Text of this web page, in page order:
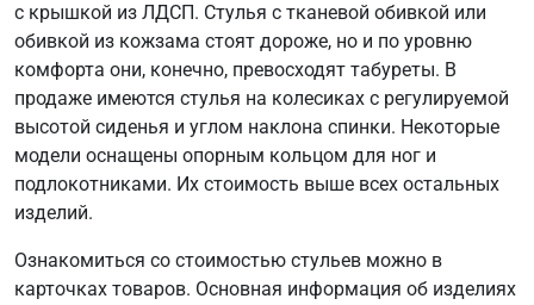
с крышкой из ЛДСП. Стулья с тканевой обивкой или
обивкой из кожзама стоят дороже, но и по уровню
комфорта они, конечно, превосходят табуреты. В
продаже имеются стулья на колесиках с регулируемой
высотой сиденья и углом наклона спинки. Некоторые
модели оснащены опорным кольцом для ног и
подлокотниками. Их стоимость выше всех остальных
изделий.
Ознакомиться со стоимостью стульев можно в
карточках товаров. Основная информация об изделиях